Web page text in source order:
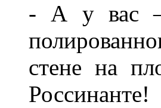
- А у вас –
стене на
Россинанте!